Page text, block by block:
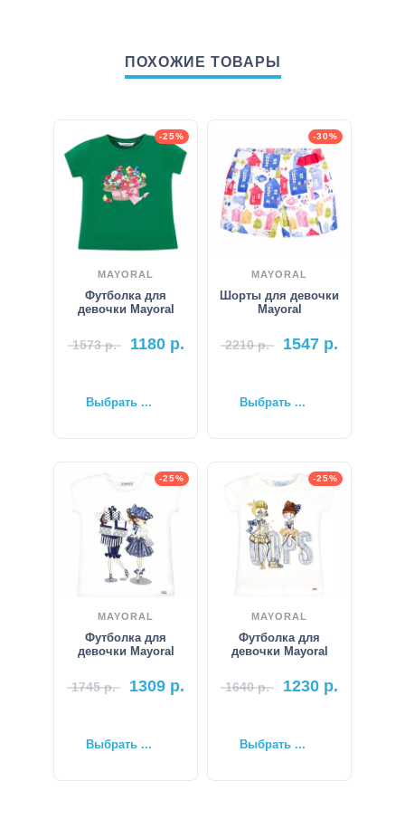
ПОХОЖИЕ ТОВАРЫ
-25%
MAYORAL
Футболка для
девочки Mayoral
1573р. 1180р.
Выбрать ...
-30%
MAYORAL
Шорты для девочки
Mayoral
2210р. 1547 р.
Выбрать ...
-25%
MAYORAL
Футболка для
девочки Mayoral
1745р. 1309 р.
Выбрать ...
-25%
MAYORAL
Футболка для
девочки Mayoral
1640р. 1230 р.
Выбрать ...